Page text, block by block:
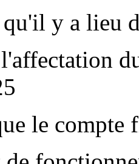
qu'il y a lieu
le compte